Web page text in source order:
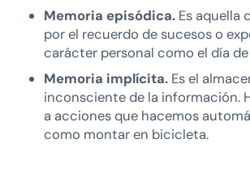
Memoria episódica. Es aquella
por el recuerdo de sucesos o
carácter personal como el día
Memoria implícita. Es el
inconsciente de la información.
a acciones que hacemos
como montar en bicicleta.